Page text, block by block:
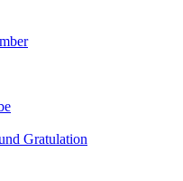
Gratulation